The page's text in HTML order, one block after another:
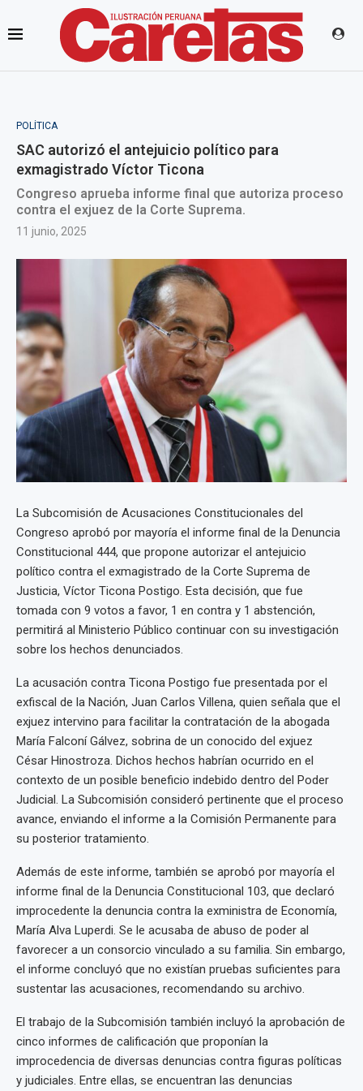
POLÍTICA
SAC autorizó el antejuicio político para
exmagistrado Víctor Ticona
Congreso aprueba informe final que autoriza proceso
contra el exjuez de la Corte Suprema.
11 junio, 2025
La Subcomisión de Acusaciones Constitucionales del
Congreso aprobó por mayoría el informe final de la Denuncia
Constitucional 444, que propone autorizar el antejuicio
político contra el exmagistrado de la Corte Suprema de
Justicia, Víctor Ticona Postigo. Esta decisión, que fue
tomada con 9 votos a favor, 1 en contra y 1 abstención,
permitirá al Ministerio Público continuar con su investigación
sobre los hechos denunciados.
La acusación contra Ticona Postigo fue presentada por el
exfiscal de la Nación, Juan Carlos Villena, quien señala que el
exjuez intervino para facilitar la contratación de la abogada
María Falconí Gálvez, sobrina de un conocido del exjuez
César Hinostroza. Dichos hechos habrían ocurrido en el
contexto de un posible beneficio indebido dentro del Poder
Judicial. La Subcomisión consideró pertinente que el proceso
avance, enviando el informe a la Comisión Permanente para
su posterior tratamiento.
Además de este informe, también se aprobó por mayoría el
informe final de la Denuncia Constitucional 103, que declaró
improcedente la denuncia contra la exministra de Economía,
María Alva Luperdi. Se le acusaba de abuso de poder al
favorecer a un consorcio vinculado a su familia. Sin embargo,
el informe concluyó que no existían pruebas suficientes para
sustentar las acusaciones, recomendando su archivo.
El trabajo de la Subcomisión también incluyó la aprobación de
cinco informes de calificación que proponían la
improcedencia de diversas denuncias contra figuras políticas
y judiciales. Entre ellas, se encuentran las denuncias